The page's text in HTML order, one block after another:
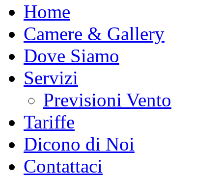
Home
Camere & Gallery
Dove Siamo
Servizi
Previsioni Vento
Tariffe
Dicono di Noi
Contattaci